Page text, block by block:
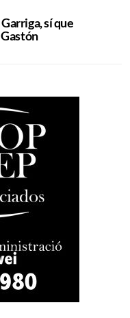
sí que
Gastón